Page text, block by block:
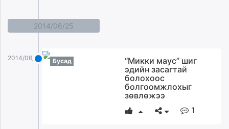
2014/06/25
2014/06/25 Бусад
“Микки маус” шиг
эдийн засагтай
болохоос
болгоомжлохыг
зөвлөжээ
1